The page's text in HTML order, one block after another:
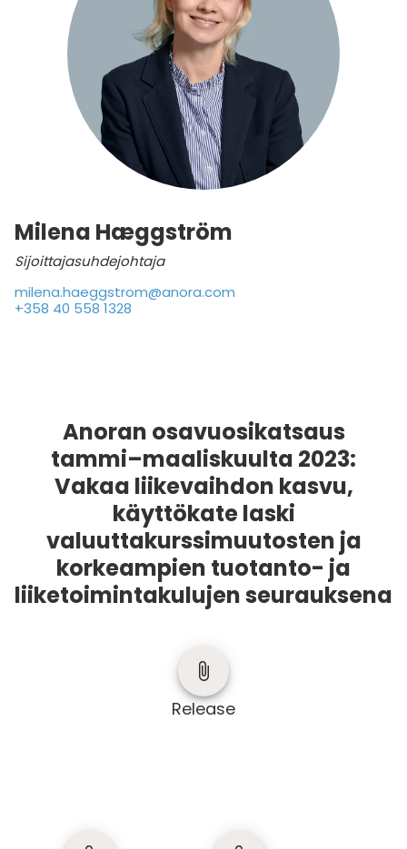
Milena Hæggström
Sijoittajasuhdejohtaja
milena.haeggstrom@anora.com
+358 40 558 1328
Anoran osavuosikatsaus
tammi–maaliskuulta 2023:
Vakaa liikevaihdon kasvu,
käyttökate laski
valuuttakurssimuutosten ja
korkeampien tuotanto- ja
liiketoimintakulujen seurauksena
Release